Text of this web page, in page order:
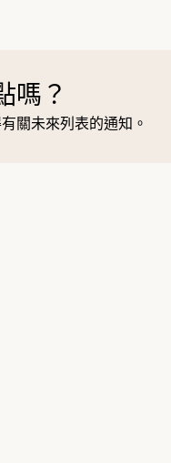
嗎？
關未來列表的通知。